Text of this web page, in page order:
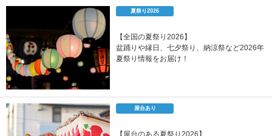
夏祭り2026
【全国の夏祭り2026】
盆踊りや縁日、七夕祭り、納涼祭など2026年
夏祭り情報をお届け！
屋台あり
【屋台のある夏祭り2026】